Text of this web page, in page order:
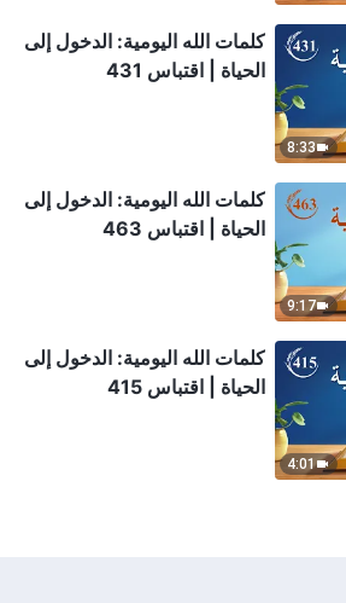
8:33
كلمات الله اليومية: الدخول إلى
الحياة | اقتباس 431
9:17
كلمات الله اليومية: الدخول إلى
الحياة | اقتباس 463
4:01
كلمات الله اليومية: الدخول إلى
الحياة | اقتباس 415